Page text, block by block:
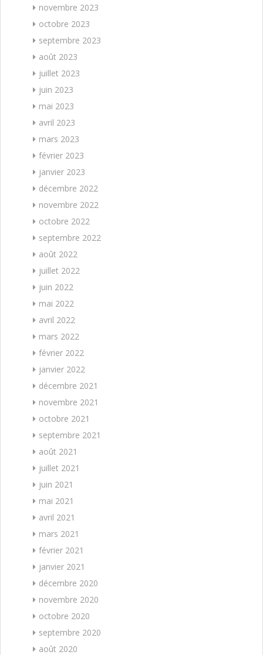
novembre 2023
octobre 2023
septembre 2023
août 2023
juillet 2023
juin 2023
mai 2023
avril 2023
mars 2023
février 2023
janvier 2023
décembre 2022
novembre 2022
octobre 2022
septembre 2022
août 2022
juillet 2022
juin 2022
mai 2022
avril 2022
mars 2022
février 2022
janvier 2022
décembre 2021
novembre 2021
octobre 2021
septembre 2021
août 2021
juillet 2021
juin 2021
mai 2021
avril 2021
mars 2021
février 2021
janvier 2021
décembre 2020
novembre 2020
octobre 2020
septembre 2020
août 2020